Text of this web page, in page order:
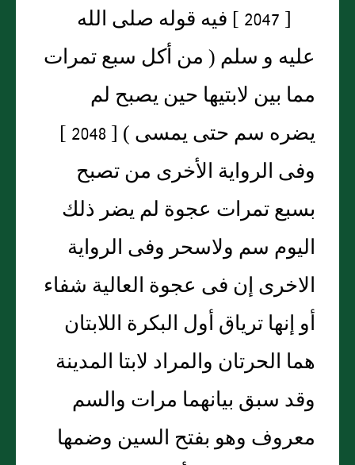
[ 2047 ] فيه قوله صلى الله
عليه و سلم ( من أكل سبع تمرات
مما بين لابتيها حين يصبح لم
يضره سم حتى يمسى ) [ 2048 ]
وفى الرواية الأخرى من تصبح
بسبع تمرات عجوة لم يضر ذلك
اليوم سم ولاسحر وفى الرواية
الاخرى إن فى عجوة العالية شفاء
أو إنها ترياق أول البكرة اللابتان
هما الحرتان والمراد لابتا المدينة
وقد سبق بيانهما مرات والسم
معروف وهو بفتح السين وضمها